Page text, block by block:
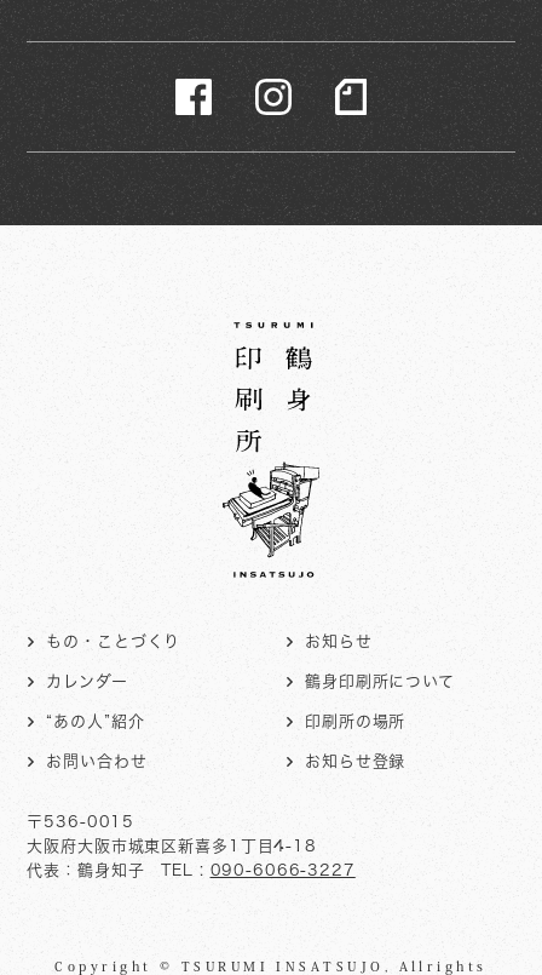
もの・ことづくり お知らせ
カレンダー 鶴身印刷所について
“あの人”紹介 印刷所の場所
お問い合わせ お知らせ登録
〒536-0015
大阪府大阪市城東区新喜多1丁目4-18
代表：鶴身知子 TEL : 090-6066-3227
Copyright © TSURUMI INSATSUJO, Allrights